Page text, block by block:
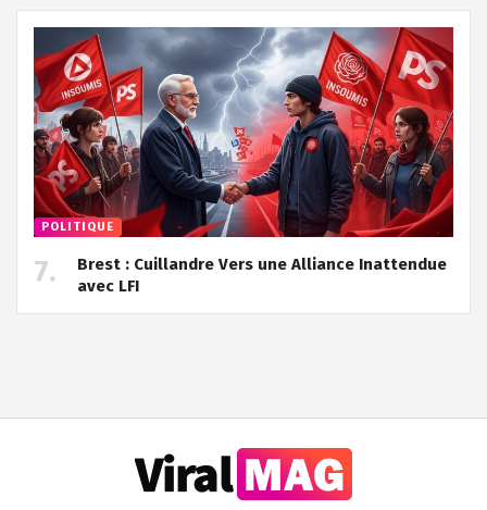
POLITIQUE
Brest : Cuillandre Vers une Alliance Inattendue
avec LFI